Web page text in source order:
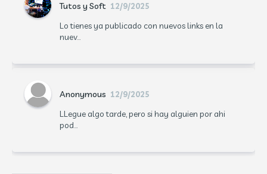
Tutos y Soft 12/9/2025
Lo tienes ya publicado con nuevos links en la
nuev...
Anonymous 12/9/2025
LLegue algo tarde, pero si hay alguien por ahi
pod...